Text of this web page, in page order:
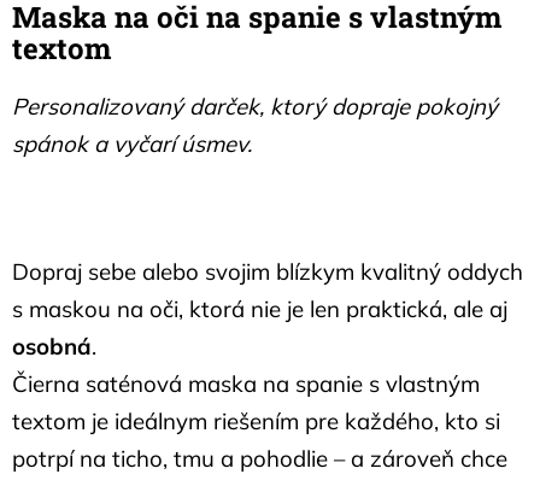
Maska na oči na spanie s vlastným
textom
Personalizovaný darček, ktorý dopraje pokojný
spánok a vyčarí úsmev.
Dopraj sebe alebo svojim blízkym kvalitný oddych
s maskou na oči, ktorá nie je len praktická, ale aj
osobná.
Čierna saténová maska na spanie s vlastným
textom je ideálnym riešením pre každého, kto si
potrpí na ticho, tmu a pohodlie – a zároveň chce